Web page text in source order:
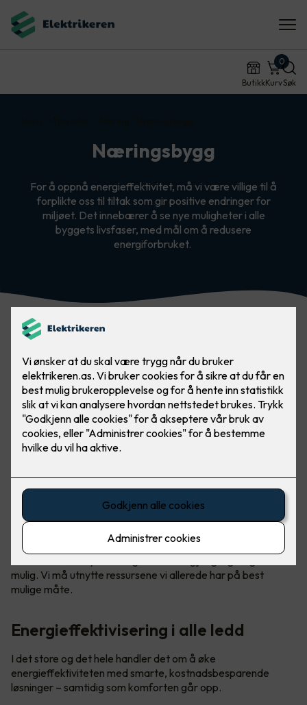
ButikkKurv
0
Søk
Næringsbygg
For å oppnå energieffektivitet, må vi være villige til å
forplikte oss til tiltak som gir positive endringer for
miljøet. Det innebærer å se nye muligheter i alle
byggets livsfaser, med mål om å redusere
energiforbruket.
Norges kraftbruk forventes å øke kraftig i de kommende
årene. Det er her energieffektivisering kommer inn – for det
mulig. Vi må utnytte ressursene vi allerede har på best
mulige måte.
Energieffektivisering i alle ledd
I det store og det hele handler det om å øke
energieffektiviteten med smarte, kostnadsbesparende
løsninger – samtidig som komforten går opp.